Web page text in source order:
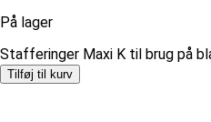
På lager
Stafferinger Maxi K til brug på
Tilføj til kurv